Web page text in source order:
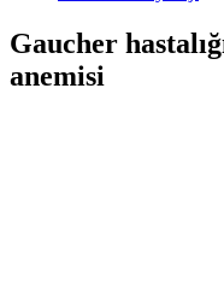
Gaucher
anemisi